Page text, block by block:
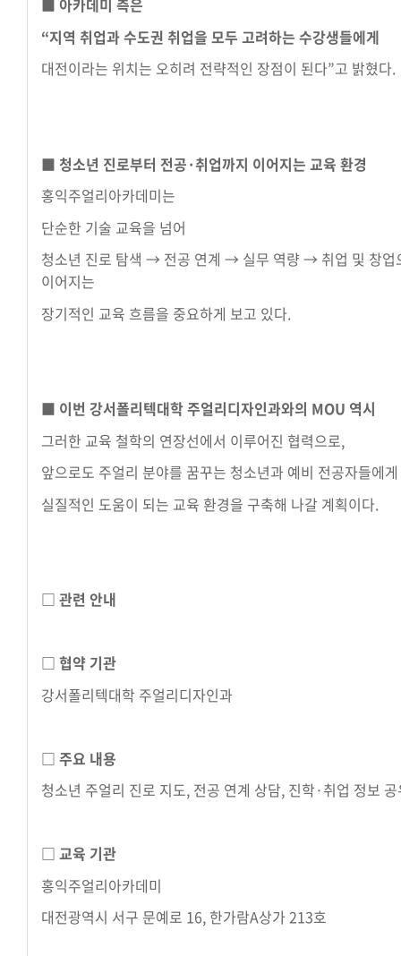
아카데미 측은
“지역 취업과 수도권 취업을 모두 고려하는 수강생들에게
대전이라는 위치는 오히려 전략적인 장점이 된다”고 밝혔다.
■ 청소년 진로부터 전공·취업까지 이어지는 교육 환경
홍익주얼리아카데미는
단순한 기술 교육을 넘어
청소년 진로 탐색 → 전공 연계 → 실무 역량 → 취업 및 창업
이어지는
장기적인 교육 흐름을 중요하게 보고 있다.
■ 이번 강서폴리텍대학 주얼리디자인과와의 MOU 역시
그러한 교육 철학의 연장선에서 이루어진 협력으로,
앞으로도 주얼리 분야를 꿈꾸는 청소년과 예비 전공자들에게
실질적인 도움이 되는 교육 환경을 구축해 나갈 계획이다.
□ 관련 안내
□ 협약 기관
강서폴리텍대학 주얼리디자인과
□ 주요 내용
청소년 주얼리 진로 지도, 전공 연계 상담, 진학·취업 정보
□ 교육 기관
홍익주얼리아카데미
대전광역시 서구 문예로 16, 한가람A상가 213호